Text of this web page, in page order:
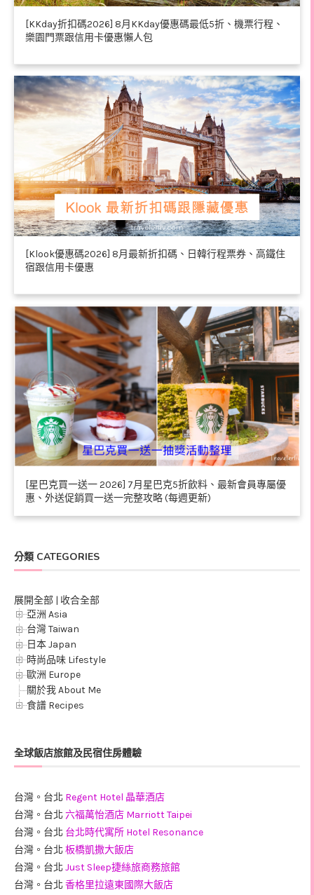
[KKday折扣碼2026] 8月KKday優惠碼最低5折、機票行程、
樂園門票跟信用卡優惠懶人包
[Klook優惠碼2026] 8月最新折扣碼、日韓行程票券、高鐵住
宿跟信用卡優惠
[星巴克買一送一 2026] 7月星巴克5折飲料、最新會員專屬優
惠、外送促銷買一送一完整攻略 (每週更新)
分類 CATEGORIES
展開全部 | 收合全部
亞洲 Asia
台灣 Taiwan
日本 Japan
時尚品味 Lifestyle
歐洲 Europe
關於我 About Me
食譜 Recipes
全球飯店旅館及民宿住房體驗
台灣。台北 Regent Hotel 晶華酒店
台灣。台北 六福萬怡酒店 Marriott Taipei
台灣。台北 台北時代寓所 Hotel Resonance
台灣。台北 板橋凱撒大飯店
台灣。台北 Just Sleep捷絲旅商務旅館
台灣。台北 香格里拉遠東國際大飯店